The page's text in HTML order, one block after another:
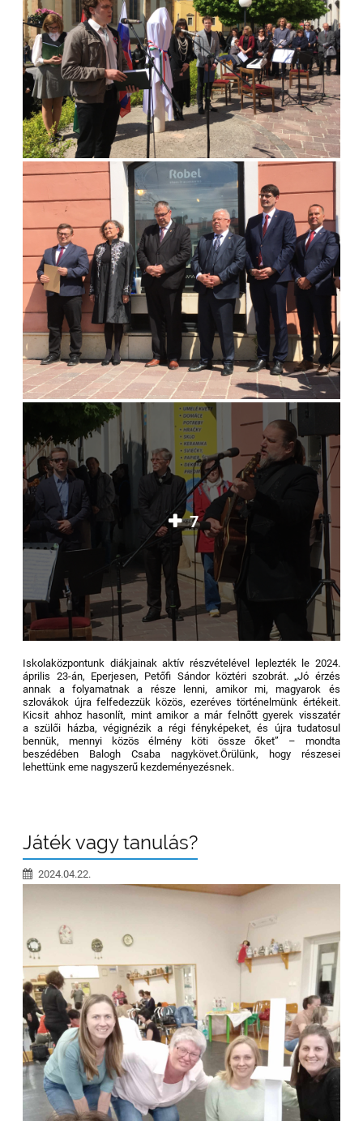
7
Iskolaközpontunk diákjainak aktív részvételével leplezték le 2024.
április 23-án, Eperjesen, Petőfi Sándor köztéri szobrát. „Jó érzés
annak a folyamatnak a része lenni, amikor mi, magyarok és
szlovákok újra felfedezzük közös, ezeréves történelmünk értékeit.
Kicsit ahhoz hasonlít, mint amikor a már felnőtt gyerek visszatér
a szülői házba, végignézik a régi fényképeket, és újra tudatosul
bennük, mennyi közös élmény köti össze őket” – mondta
beszédében Balogh Csaba nagykövet.Örülünk, hogy részesei
lehettünk eme nagyszerű kezdeményezésnek.
Játék vagy tanulás?
2024.04.22.